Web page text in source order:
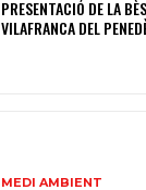
PRESENTACIÓ DE LA
VILAFRANCA DEL
MEDI AMBIENT